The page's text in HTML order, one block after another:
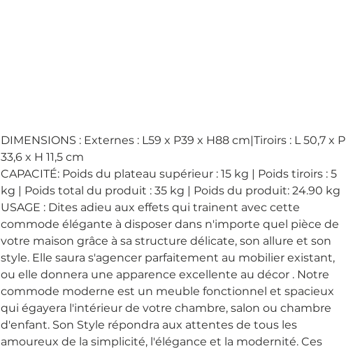
DIMENSIONS : Externes : L59 x P39 x H88 cm|Tiroirs : L 50,7 x P
33,6 x H 11,5 cm
CAPACITÉ: Poids du plateau supérieur : 15 kg | Poids tiroirs : 5
kg | Poids total du produit : 35 kg | Poids du produit: 24.90 kg
USAGE : Dites adieu aux effets qui trainent avec cette
commode élégante à disposer dans n'importe quel pièce de
votre maison grâce à sa structure délicate, son allure et son
style. Elle saura s'agencer parfaitement au mobilier existant,
ou elle donnera une apparence excellente au décor . Notre
commode moderne est un meuble fonctionnel et spacieux
qui égayera l'intérieur de votre chambre, salon ou chambre
d'enfant. Son Style répondra aux attentes de tous les
amoureux de la simplicité, l'élégance et la modernité. Ces